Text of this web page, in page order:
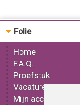
Folie
Home
F.A.Q.
Proefstuk
Vacatures
Mijn account